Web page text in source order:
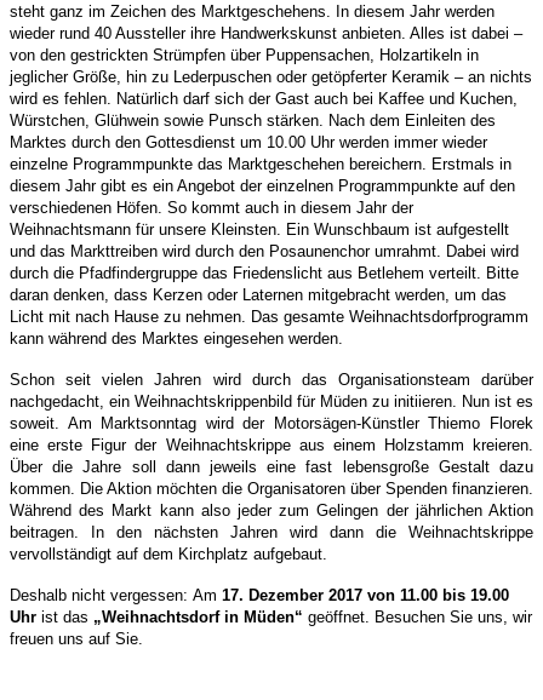
steht ganz im Zeichen des Marktgeschehens. In diesem Jahr werden
wieder rund 40 Aussteller ihre Handwerkskunst anbieten. Alles ist dabei –
von den gestrickten Strümpfen über Puppensachen, Holzartikeln in
jeglicher Größe, hin zu Lederpuschen oder getöpferter Keramik –an nichts
wird es fehlen. Natürlich darf sich der Gast auch bei Kaffee und Kuchen,
Würstchen, Glühwein sowie Punsch stärken. Nach dem Einleiten des
Marktes durch den Gottesdienst um 10.00 Uhr werden immer wieder
einzelne Programmpunkte das Marktgeschehen bereichern. Erstmals in
diesem Jahr gibt es ein Angebot der einzelnen Programmpunkte auf den
verschiedenen Höfen. So kommt auch in diesem Jahr der
Weihnachtsmann für unsere Kleinsten. Ein Wunschbaum ist aufgestellt
und das Markttreiben wird durch den Posaunenchor umrahmt. Dabei wird
durch die Pfadfindergruppe das Friedenslicht aus Betlehem verteilt. Bitte
daran denken, dass Kerzen oder Laternen mitgebracht werden, um das
Licht mit nach Hause zu nehmen. Das gesamte Weihnachtsdorfprogramm
kann während des Marktes eingesehen werden.
Schon seit vielen Jahren wird durch das Organisationsteam darüber
nachgedacht, ein Weihnachtskrippenbild für Müden zu initiieren. Nun ist es
soweit. Am Marktsonntag wird der Motorsägen-Künstler Thiemo Florek
eine erste Figur der Weihnachtskrippe aus einem Holzstamm kreieren.
Über die Jahre soll dann jeweils eine fast lebensgroße Gestalt dazu
kommen. Die Aktion möchten die Organisatoren über Spenden finanzieren.
Während des Markt kann also jeder zum Gelingen der jährlichen Aktion
beitragen. In den nächsten Jahren wird dann die Weihnachtskrippe
vervollständigt auf dem Kirchplatz aufgebaut.
Deshalb nicht vergessen: Am 17. Dezember 2017 von 11.00 bis 19.00
Uhr ist das „Weihnachtsdorf in Müden“ geöffnet. Besuchen Sie uns, wir
freuen uns auf Sie.